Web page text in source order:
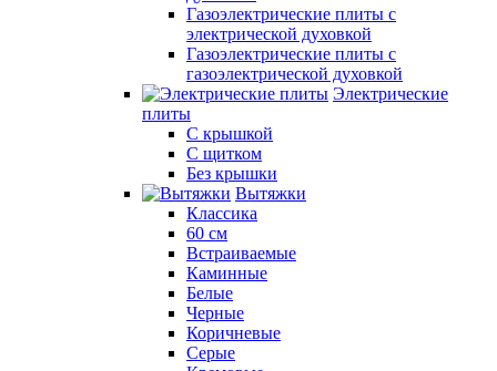
Газоэлектрические плиты с
электрической духовкой
Газоэлектрические плиты с
газоэлектрической духовкой
Электрические
плиты
С крышкой
С щитком
Без крышки
Вытяжки
Классика
60 см
Встраиваемые
Каминные
Белые
Черные
Коричневые
Серые